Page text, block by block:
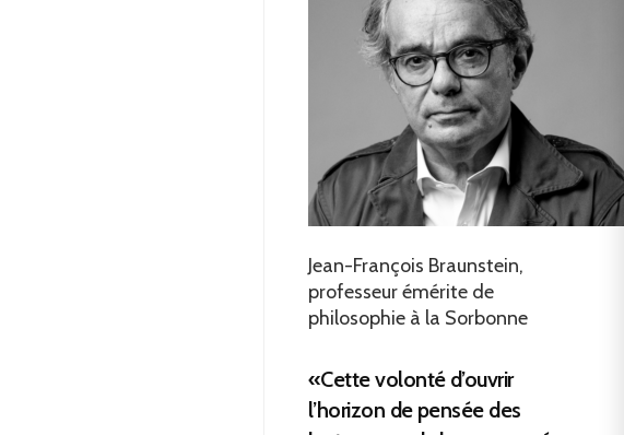
Jean-François Braunstein,
professeur émérite de
philosophie à la Sorbonne
«Cette volonté d’ouvrir
l’horizon de pensée des